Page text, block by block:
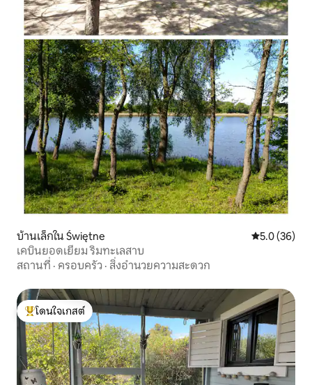
บ้านเล็กใน Świętne คะแนนเฉลี่ย
5.0 (36)
เคบินยอดเยี่ยม ริมทะเลสาบ
สถานที่ · ครอบครัว · สิ่งอำนวยความสะดวก
โดนใจเกสต์ที่สุด
โดนใจเกสต์